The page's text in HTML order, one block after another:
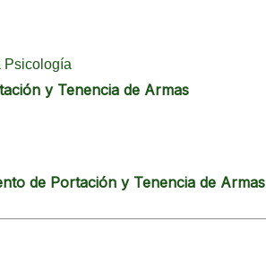
Psicología
y Tenencia de Armas
de Portación y Tenencia de Armas